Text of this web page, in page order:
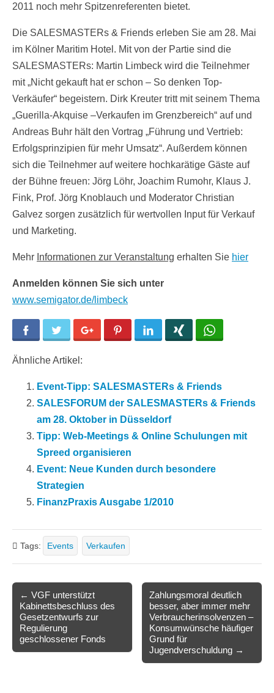
2011 noch mehr Spitzenreferenten bietet.
Die SALESMASTERs & Friends erleben Sie am 28. Mai
im Kölner Maritim Hotel. Mit von der Partie sind die
SALESMASTERs: Martin Limbeck wird die Teilnehmer
mit „Nicht gekauft hat er schon – So denken Top-
Verkäufer“ begeistern. Dirk Kreuter tritt mit seinem Thema
„Guerilla-Akquise –Verkaufen im Grenzbereich“ auf und
Andreas Buhr hält den Vortrag „Führung und Vertrieb:
Erfolgsprinzipien für mehr Umsatz“. Außerdem können
sich die Teilnehmer auf weitere hochkarätige Gäste auf
der Bühne freuen: Jörg Löhr, Joachim Rumohr, Klaus J.
Fink, Prof. Jörg Knoblauch und Moderator Christian
Galvez sorgen zusätzlich für wertvollen Input für Verkauf
und Marketing.
Mehr Informationen zur Veranstaltung erhalten Sie hier
Anmelden können Sie sich unter
www.semigator.de/limbeck
Facebook Twitter Google+ Pinterest LinkedIn
Ähnliche Artikel:
Event-Tipp: SALESMASTERs & Friends
SALESFORUM der SALESMASTERs & Friends
am 28. Oktober in Düsseldorf
Tipp: Web-Meetings & Online Schulungen mit
Spreed organisieren
Event: Neue Kunden durch besondere
Strategien
FinanzPraxis Ausgabe 1/2010
Tags: Events Verkaufen
Post
navigation
← VGF unterstützt
Kabinettsbeschluss des
Gesetzentwurfs zur
Regulierung
geschlossener Fonds
Zahlungsmoral deutlich
besser, aber immer mehr
Verbraucherinsolvenzen –
Konsumwünsche häufiger
Grund für
Jugendverschuldung →